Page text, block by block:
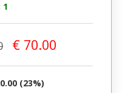
1
€ 70.00
(23%)